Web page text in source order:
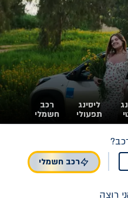
ליסינג
תפעולי
רכב
חשמלי
רכב חשמלי
רוצה